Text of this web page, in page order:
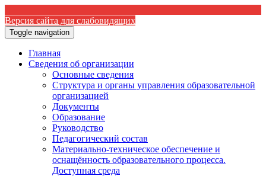
Версия сайта для слабовидящих
Toggle navigation
Главная
Сведения об организации
Основные сведения
Структура и органы управления образовательной
организацией
Документы
Образование
Руководство
Педагогический состав
Материально-техническое обеспечение и
оснащённость образовательного процесса.
Доступная среда